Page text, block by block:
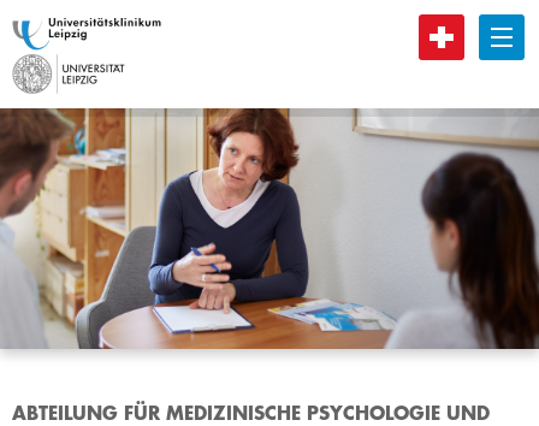
B
ABTEILUNG FÜR MEDIZINISCHE PSYCHOLOGIE UND